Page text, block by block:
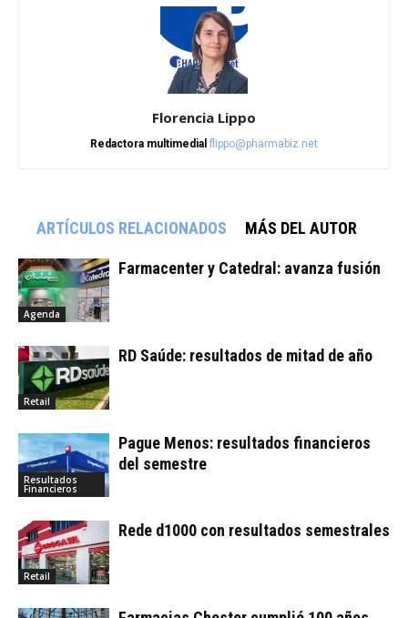
Florencia Lippo
Redactora multimedial flippo@pharmabiz.net
ARTÍCULOS RELACIONADOS MÁS DEL AUTOR
Agenda
Farmacenter y Catedral: avanza fusión
Retail
RD Saúde: resultados de mitad de año
Resultados
Financieros
Pague Menos: resultados financieros
del semestre
Retail
Rede d1000 con resultados semestrales